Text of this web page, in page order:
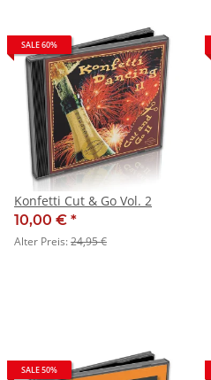
SALE 60%
Konfetti Cut & Go Vol. 2
10,00 € *
Alter Preis:24,95 €
SALE 50%